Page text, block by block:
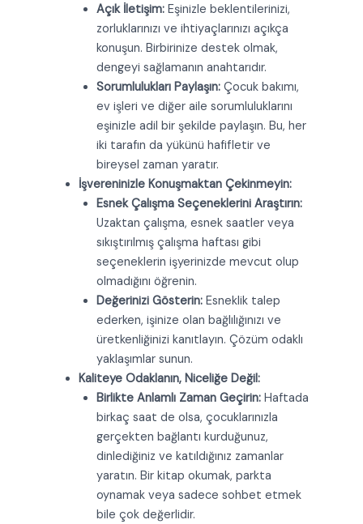
Açık İletişim:Eşinizle beklentilerinizi,
zorluklarınızı ve ihtiyaçlarınızı açıkça
konuşun. Birbirinize destek olmak,
dengeyi sağlamanın anahtarıdır.
Sorumlulukları Paylaşın:Çocuk bakımı,
ev işleri ve diğer aile sorumluluklarını
eşinizle adil bir şekilde paylaşın. Bu, her
iki tarafın da yükünü hafifletir ve
bireysel zaman yaratır.
İşvereninizle Konuşmaktan Çekinmeyin:
Esnek Çalışma Seçeneklerini Araştırın:
Uzaktan çalışma, esnek saatler veya
sıkıştırılmış çalışma haftası gibi
seçeneklerin işyerinizde mevcut olup
olmadığını öğrenin.
Değerinizi Gösterin:Esneklik talep
ederken, işinize olan bağlılığınızı ve
üretkenliğinizi kanıtlayın. Çözüm odaklı
yaklaşımlar sunun.
Kaliteye Odaklanın, Niceliğe Değil:
Birlikte Anlamlı Zaman Geçirin:Haftada
birkaç saat de olsa, çocuklarınızla
gerçekten bağlantı kurduğunuz,
dinlediğiniz ve katıldığınız zamanlar
yaratın. Bir kitap okumak, parkta
oynamak veya sadece sohbet etmek
bile çok değerlidir.